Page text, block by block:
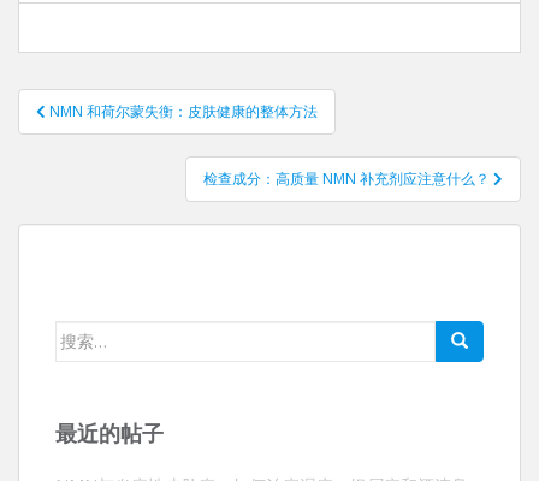
帖
子
NMN 和荷尔蒙失衡：皮肤健康的整体方法
检查成分：高质量 NMN 补充剂应注意什么？
搜
最近的帖子